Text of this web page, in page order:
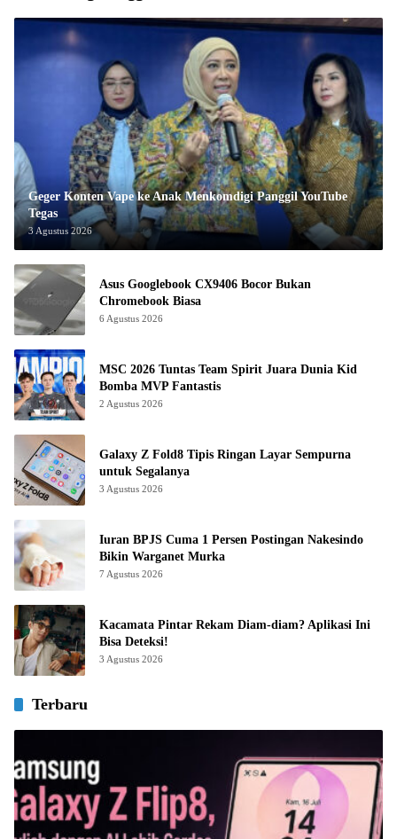
Geger Konten Vape ke Anak Menkomdigi Panggil YouTube
Tegas
3 Agustus 2026
Asus Googlebook CX9406 Bocor Bukan
Chromebook Biasa
6 Agustus 2026
MSC 2026 Tuntas Team Spirit Juara Dunia Kid
Bomba MVP Fantastis
2 Agustus 2026
Galaxy Z Fold8 Tipis Ringan Layar Sempurna
untuk Segalanya
3 Agustus 2026
Iuran BPJS Cuma 1 Persen Postingan Nakesindo
Bikin Warganet Murka
7 Agustus 2026
Kacamata Pintar Rekam Diam-diam? Aplikasi Ini
Bisa Deteksi!
3 Agustus 2026
Terbaru